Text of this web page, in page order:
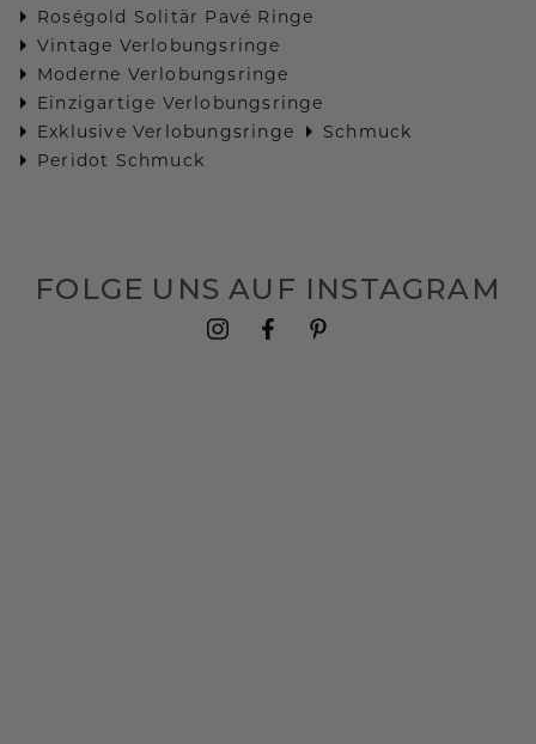
Roségold Solitär Pavé Ringe
Vintage Verlobungsringe
Moderne Verlobungsringe
Einzigartige Verlobungsringe
Exklusive Verlobungsringe
Schmuck
Peridot Schmuck
FOLGE UNS AUF INSTAGRAM